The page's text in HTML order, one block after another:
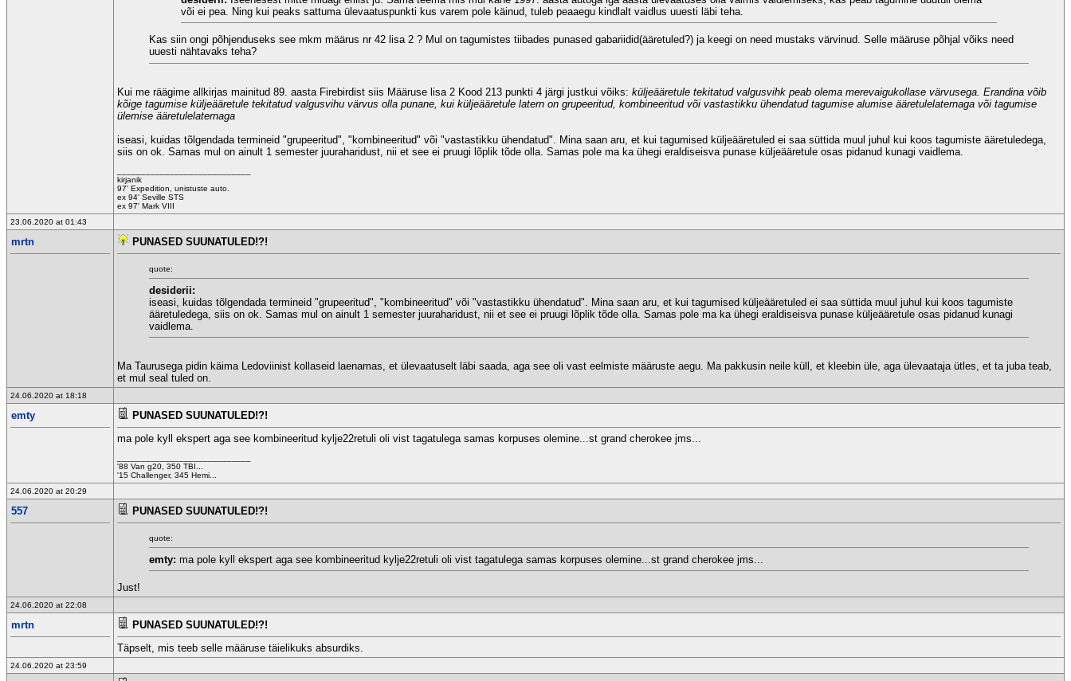
või ei pea. Ning kui peaks sattuma ülevaatuspunkti kus varem pole käinud, tuleb peaaegu kindlalt vaidlus uuesti läbi teha.
Kas siin ongi põhjenduseks see mkm määrus nr 42 lisa 2 ? Mul on tagumistes tiibades punased gabariidid(ääretuled?) ja keegi on need mustaks värvinud. Selle määruse põhjal võiks need
uuesti nähtavaks teha?
Kui me räägime allkirjas mainitud 89. aasta Firebirdist siis Määruse lisa 2 Kood 213 punkti 4 järgi justkui võiks: küljeääretule tekitatud valgusvihk peab olema merevaigukollase värvusega. Erandina võib
kõige tagumise küljeääretule tekitatud valgusvihu värvus olla punane, kui küljeääretule latern on grupeeritud, kombineeritud või vastastikku ühendatud tagumise alumise ääretulelaternaga või tagumise
ülemise ääretulelaternaga
iseasi, kuidas tõlgendada termineid "grupeeritud", "kombineeritud" või "vastastikku ühendatud". Mina saan aru, et kui tagumised küljeääretuled ei saa süttida muul juhul kui koos tagumiste ääretuledega,
siis on ok. Samas mul on ainult 1 semester juuraharidust, nii et see ei pruugi lõplik tõde olla. Samas pole ma ka ühegi eraldiseisva punase küljeääretule osas pidanud kunagi vaidlema.
kirjanik
97' Expedition, unistuste auto.
ex 94' Seville STS
ex 97' Mark VIII
23.06.2020 at 01:43
mrtn PUNASED SUUNATULED!?!
quote:
desiderii:
iseasi, kuidas tõlgendada termineid "grupeeritud", "kombineeritud" või "vastastikku ühendatud". Mina saan aru, et kui tagumised küljeääretuled ei saa süttida muul juhul kui koos tagumiste
ääretuledega, siis on ok. Samas mul on ainult 1 semester juuraharidust, nii et see ei pruugi lõplik tõde olla. Samas pole ma ka ühegi eraldiseisva punase küljeääretule osas pidanud kunagi
vaidlema.
Ma Taurusega pidin käima Ledoviinist kollaseid laenamas, et ülevaatuselt läbi saada, aga see oli vast eelmiste määruste aegu. Ma pakkusin neile küll, et kleebin üle, aga ülevaataja ütles, et ta juba teab,
et mul seal tuled on.
24.06.2020 at 18:18
emty
PUNASED SUUNATULED!?!
ma pole kyll ekspert aga see kombineeritud kylje22retuli oli vist tagatulega samas korpuses olemine...st grand cherokee jms...
'88 Van g20, 350 TBI...
'15 Challenger, 345 Hemi...
24.06.2020 at 20:29
557 PUNASED SUUNATULED!?!
quote:
emty: ma pole kyll ekspert aga see kombineeritud kylje22retuli oli vist tagatulega samas korpuses olemine...st grand cherokee jms...
Just!
24.06.2020 at 22:08
mrtn
PUNASED SUUNATULED!?!
Täpselt, mis teeb selle määruse täielikuks absurdiks.
24.06.2020 at 23:59